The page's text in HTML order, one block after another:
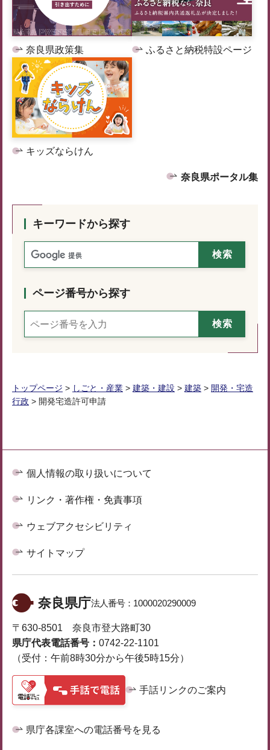
奈良県政策集 ふるさと納税特設ページ
キッズならけん
奈良県ポータル集
キーワードから探す
ページ番号から探す
トップページ > しごと・産業 > 建築・建設 > 建築 > 開発・宅造
行政 > 開発宅造許可申請
個人情報の取り扱いについて
リンク・著作権・免責事項
ウェブアクセシビリティ
サイトマップ
奈良県庁法人番号： 1000020290009
〒630-8501 奈良市登大路町30
県庁代表電話番号： 0742-22-1101
（受付：午前8時30分から午後5時15分）
手話リンクのご案内
県庁各課室への電話番号を見る